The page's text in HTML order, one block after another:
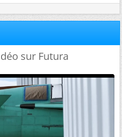
sur Futura